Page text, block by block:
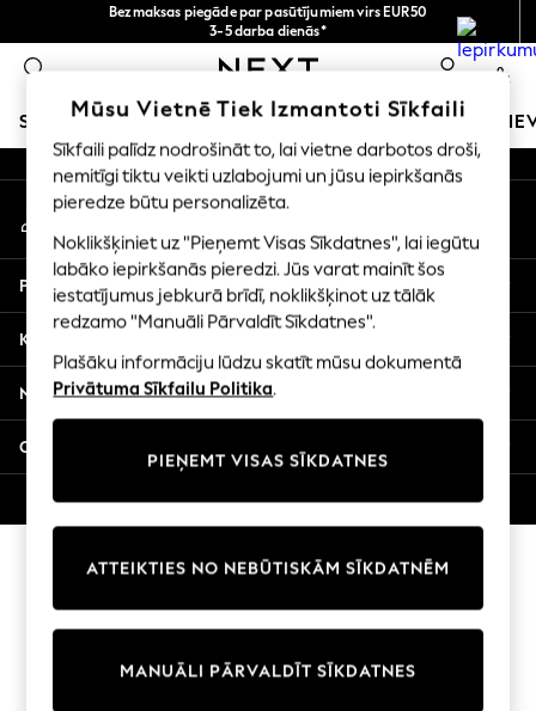
Bezmaksas piegāde par pasūtījumiem virs EUR50
3-5 darba dienās*
Tagad jūs varat
iepirkties latviešu valodā!
0
SKOLAS APĢĒRBS MEITENES ZĒNI MAZULIS
SCHOOLWEAR
All Boys Schoolwear
Shoes
Trousers
Shorts
Shirts
Polo Shirts
Sweatshirts & Jumpers
Multipacks
All Boys Sport & Swimwear
Swimwear
Tops
Joggers
An error occurred on client
Mūsu sociālie tīkli
Mans konts
Pierakstieties savā kontā
Palīdzība
Konfidencialitāte un juridiskā informācija
Nodaļas
Citi pakalpojumi
© 2026 Next Germany GmbH. Visas tiesības aizsargātas.
Mūsu Vietnē Tiek Izmantoti Sīkfaili
Sīkfaili palīdz nodrošināt to, lai vietne darbotos droši,
nemitīgi tiktu veikti uzlabojumi un jūsu iepirkšanās
pieredze būtu personalizēta.
Noklikšķiniet uz "Pieņemt Visas Sīkdatnes", lai iegūtu
labāko iepirkšanās pieredzi. Jūs varat mainīt šos
iestatījumus jebkurā brīdī, noklikšķinot uz tālāk
redzamo "Manuāli Pārvaldīt Sīkdatnes".
Plašāku informāciju lūdzu skatīt mūsu dokumentā
Privātuma Sīkfailu Politika.
PIEŅEMT VISAS SĪKDATNES
MANUĀLI PĀRVALDĪT SĪKDATNES
ATTEIKTIES NO NEBŪTISKĀM SĪKDATNĒM